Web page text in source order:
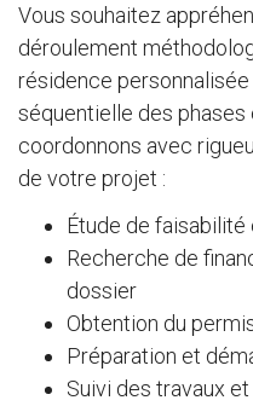
Vous souhaitez
déroulement
résidence
séquentielle des
coordonnons avec
de votre projet :
Étude de
Recherche de
dossier
Obtention du
Préparation et
Suivi des travaux